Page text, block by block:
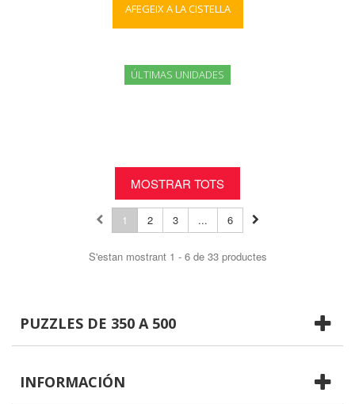
AFEGEIX A LA CISTELLA
ÚLTIMAS UNIDADES
MOSTRAR TOTS
1 2 3 ... 6
S'estan mostrant 1 - 6 de 33 productes
PUZZLES DE 350 A 500
INFORMACIÓN